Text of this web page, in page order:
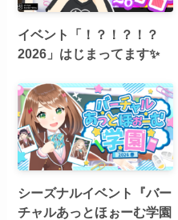
イベント「！？！？！？
2026」はじまってます✨
シーズナルイベント『バー
チャルあっとほぉーむ学園